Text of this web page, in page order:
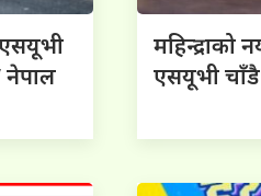
एसयूभी
नेपाल
महिन्द्राको
एसयूभी